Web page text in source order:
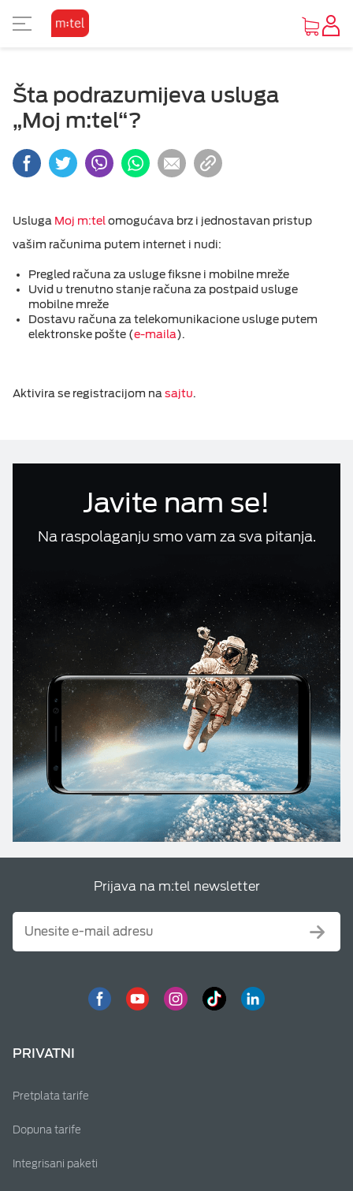
KAKO DO UREĐAJA
PONUDA UREĐAJA
IZDVAJAMO
O MTEL PAKETIMA
SA 4 USLUGE
O MTEL MOBILNOJ
PRETPLATA
DOPUNA
MOBILNI INTERNET
OSTALE USLUGE
ESIM TRAVEL & TURIST
O M:SAT TV USLUZI I PAKETIMA
M:SAT TV USLUGA
M:SAT PAKETI SA 2 USLUGE
GLEDAJ I ZABAVI SE
TV PONUDA
TV ZA PONIJETI
O MTEL INTERNETU
INTERNET PONUDA
O MTEL TELEFONIJI
PONUDA
POČETNA STRANA
VIJESTI
Televizija
Internet
Fiksna
DOKUMENTA
M:TEL APLIKACIJE
Osnovni prikaz
Visoki kontrast
Šta podrazumijeva usluga
„Moj m:tel“?
Usluga Moj m:telomogućava brz i jednostavan pristup
vašim računima putem internet i nudi:
Pregled računa za usluge fiksne i mobilne mreže
Uvid u trenutno stanje računa za postpaid usluge
mobilne mreže
Dostavu računa za telekomunikacione usluge putem
elektronske pošte (e-maila).
Aktivira se registracijom na sajtu.
Javite nam se!
Na raspolaganju smo vam za sva pitanja.
Prijava na m:tel newsletter
PRIVATNI
Pretplata tarife
Dopuna tarife
Integrisani paketi